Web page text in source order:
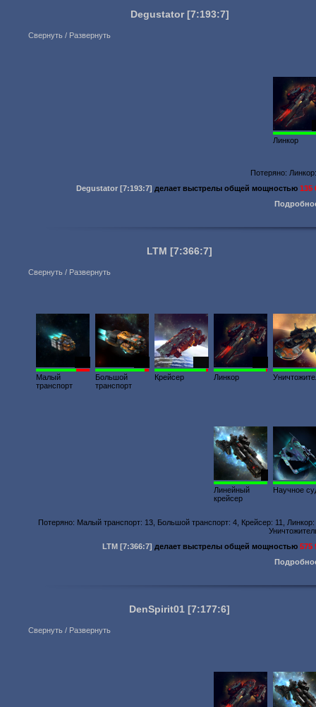
Degustator [7:193:7]
Свернуть / Развернуть
Линкор
Потеряно:
Degustator [7:193:7] делает выстрелы общей мощностью135
LTM [7:366:7]
Свернуть / Развернуть
Малый
транспорт
Большой
транспорт
Крейсер
Линкор
Линейный
крейсер
Научное
Потеряно: Малый транспорт: 13, Большой транспорт: 4, Крейсер: 11,
LTM [7:366:7] делает выстрелы общей мощностью575
DenSpirit01 [7:177:6]
Свернуть / Развернуть